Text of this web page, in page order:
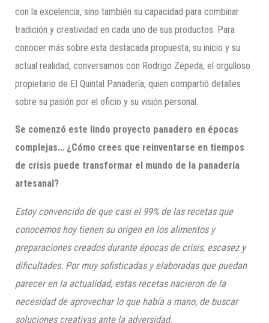
con la excelencia, sino también su capacidad para combinar
tradición y creatividad en cada uno de sus productos. Para
conocer más sobre esta destacada propuesta, su inicio y su
actual realidad, conversamos con Rodrigo Zepeda, el orgulloso
propietario de El Quintal Panadería, quien compartió detalles
sobre su pasión por el oficio y su visión personal.
Se comenzó este lindo proyecto panadero en épocas
complejas… ¿Cómo crees que reinventarse en tiempos
de crisis puede transformar el mundo de la panadería
artesanal?
Estoy convencido de que casi el 99% de las recetas que
conocemos hoy tienen su origen en los alimentos y
preparaciones creados durante épocas de crisis, escasez y
dificultades. Por muy sofisticadas y elaboradas que puedan
parecer en la actualidad, estas recetas nacieron de la
necesidad de aprovechar lo que había a mano, de buscar
soluciones creativas ante la adversidad.